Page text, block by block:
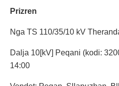
Prizren
Nga TS 110/35/10 kV
Dalja 10[kV] Peqani (kodi:
14:00